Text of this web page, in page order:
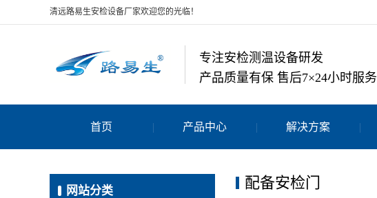
清远路易生安检设备厂家欢迎您的光临！
专注安检测温设备研发
产品质量有保 售后7×24小时服务
首页 产品中心 解决方案
网站分类 配备安检门